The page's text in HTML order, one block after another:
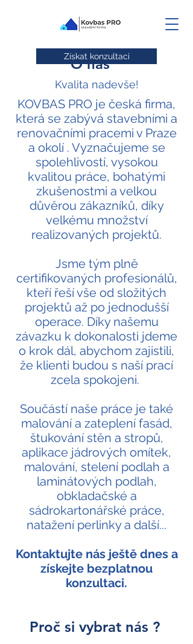
Získat konzultaci
Proč si vybrat nás ?
KOVBAS PRO je česká firma,
která se zabývá stavebními a
renovačními pracemi v Praze
a okolí . Vyznačujeme se
spolehlivostí, vysokou
kvalitou práce, bohatými
zkušenostmi a velkou
důvěrou zákazníků, díky
velkému množství
realizovaných projektů.
Jsme tým plně
certifikovaných profesionálů,
kteří řeší vše od složitých
projektů až po jednodušší
operace. Díky našemu
závazku k dokonalosti jdeme
o krok dál, abychom zajistili,
že klienti budou s naší prací
zcela spokojeni.
Součástí naše práce je také
malování a zateplení fasád,
štukování stěn a stropů,
aplikace jádrových omítek,
malování, stelení podlah a
laminátových podlah,
obkladačské a
sádrokartonářské práce,
natažení perlinky a další...
Kontaktujte nás ještě dnes a
získejte bezplatnou
konzultaci.
O nás
Kvalita nadevše!